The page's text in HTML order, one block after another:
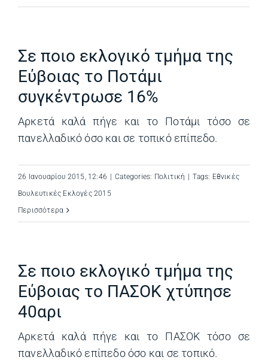
Σε ποιο εκλογικό τμήμα της
Εύβοιας το Ποτάμι
συγκέντρωσε 16%
Αρκετά καλά πήγε και το Ποτάμι τόσο σε
πανελλαδικό όσο και σε τοπικό επίπεδο.
26 Ιανουαρίου 2015, 12:46 Categories: Πολιτική Tags: Εθνικές
Βουλευτικές Εκλογές 2015
Περισσότερα
Σε ποιο εκλογικό τμήμα της
Εύβοιας το ΠΑΣΟΚ χτύπησε
40αρι
Αρκετά καλά πήγε και το ΠΑΣΟΚ τόσο σε
πανελλαδικό επίπεδο όσο και σε τοπικό.